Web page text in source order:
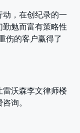
，在创纪录的一
勉而富有策略性
伤的客户赢得了
沃森李文律师楼
询。